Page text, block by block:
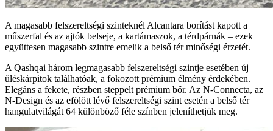
A magasabb felszereltségi szinteknél Alcantara borítást kapott a
műszerfal és az ajtók belseje, a kartámaszok, a térdpárnák – ezek
együttesen magasabb szintre emelik a belső tér minőségi érzetét.
A Qashqai három legmagasabb felszereltségi szintje esetében új
üléskárpitok találhatóak, a fokozott prémium élmény érdekében.
Elegáns a fekete, részben steppelt prémium bőr. Az N-Connecta, az
N-Design és az efölött lévő felszereltségi szint esetén a belső tér
hangulatvilágát 64 különböző féle színben jeleníthetjük meg.